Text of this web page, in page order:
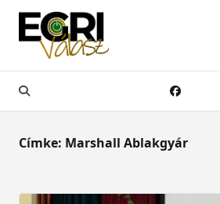
Skip
content
Címke: Marshall Ablakgyár